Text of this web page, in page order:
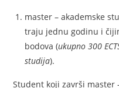
master – akademske
traju jednu godinu i
bodova (ukupno 300
studija).
Student koji završi master